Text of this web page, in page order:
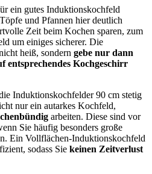
ein gutes Induktionskochfeld
und Pfannen hier deutlich
Zeit beim Kochen sparen, zum
um einiges sicherer. Die
heiß, sondern gebe nur dann
entsprechendes Kochgeschirr
Induktionskochfelder 90 cm stetig
nur ein autarkes Kochfeld,
arbeiten. Diese sind vor
Sie häufig besonders große
Ein Vollflächen-Induktionskochfeld
sodass Sie keinen Zeitverlust